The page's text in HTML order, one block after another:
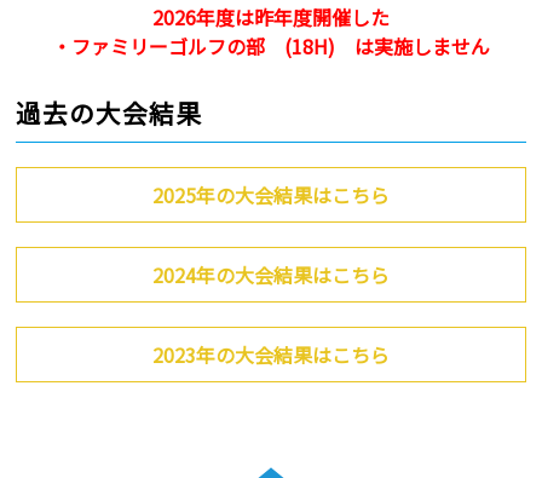
2026年度は昨年度開催した
・ファミリーゴルフの部 (18H) は実施しません
過去の大会結果
2025年の大会結果はこちら
2024年の大会結果はこちら
2023年の大会結果はこちら